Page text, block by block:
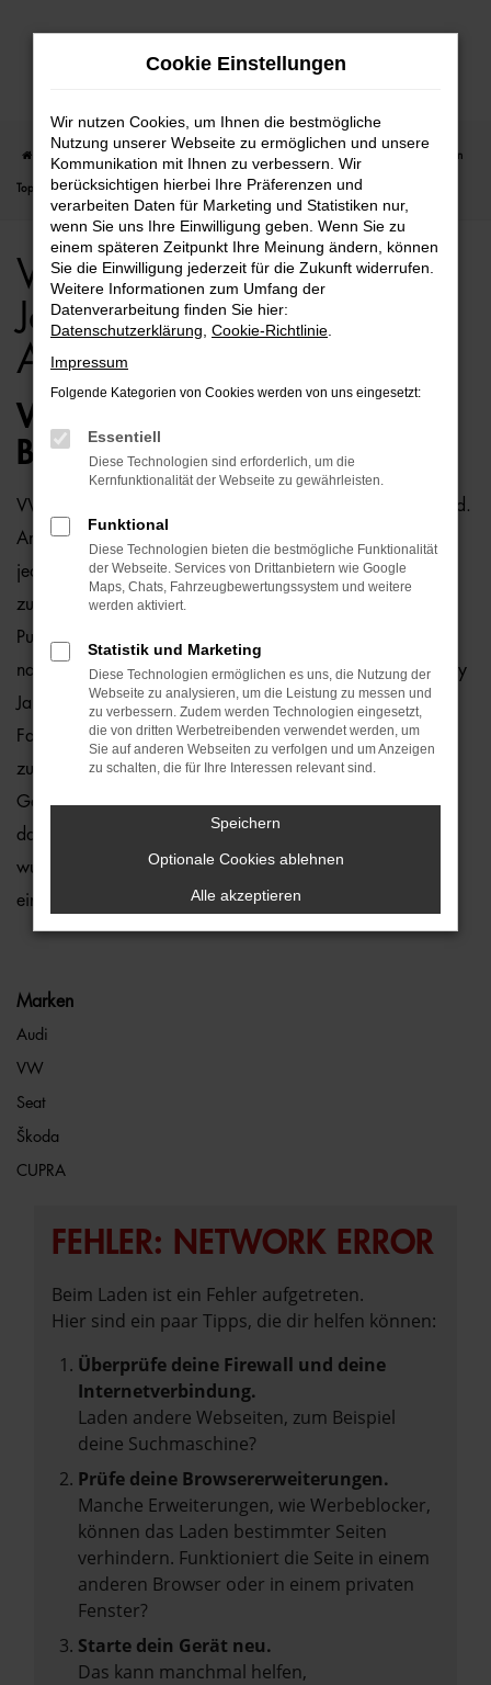
Zum
Startseite Bielefeld VW VW Caddy für Bielefeld Jahreswagen
Top Angebote
VW Caddy für Bielefeld
Jahreswagen Top
Angebote
VW CADDY JAHRESWAGEN –
BESTENS MOBIL IN BIELEFELD
VW Caddy Jahreswagen sind ein echter Preishit für Bielefeld.
Angeboten werden Fahrzeuge, die zwar gebraucht sind,
jedoch erst vor maximal zwölf Monaten zum ersten Mal
zugelassen wurden. Fast noch neu trifft es ebenfalls auf den
Punkt, denn Mängel stellen wir in unserer Meisterwerkstatt
nahezu nie fest. Dennoch kontrollieren wir jeden VW Caddy
Jahreswagen vor dem Verkauf und entlassen nur 1a-
Fahrzeuge auf die Straßen von Bielefeld. Sie profitieren
zudem davon, dass die Modelle aus der aktuellen
Generation stammen und entsprechend mit vielen Extras
daherkommen. Die Motoren sind effizient und das Auto
wurde bereits perfekt eingefahren. Sie brauchen nur noch
einzusteigen und durchzustarten.
Marken
Audi
VW
Seat
Škoda
CUPRA
FEHLER: NETWORK ERROR
Beim Laden ist ein Fehler aufgetreten.
Hier sind ein paar Tipps, die dir helfen können:
Überprüfe deine Firewall und deine
Internetverbindung.
Laden andere Webseiten, zum Beispiel
deine Suchmaschine?
Prüfe deine Browsererweiterungen.
Manche Erweiterungen, wie Werbeblocker,
können das Laden bestimmter Seiten
verhindern. Funktioniert die Seite in einem
anderen Browser oder in einem privaten
Fenster?
Starte dein Gerät neu.
Das kann manchmal helfen,
Cookie Einstellungen
Wir nutzen Cookies, um Ihnen die bestmögliche
Nutzung unserer Webseite zu ermöglichen und unsere
Kommunikation mit Ihnen zu verbessern. Wir
berücksichtigen hierbei Ihre Präferenzen und
verarbeiten Daten für Marketing und Statistiken nur,
wenn Sie uns Ihre Einwilligung geben. Wenn Sie zu
einem späteren Zeitpunkt Ihre Meinung ändern, können
Sie die Einwilligung jederzeit für die Zukunft widerrufen.
Weitere Informationen zum Umfang der
Datenverarbeitung finden Sie hier:
Datenschutzerklärung Cookie-Richtlinie
Impressum
Folgende Kategorien von Cookies werden von uns eingesetzt:
Essentiell
Diese Technologien sind erforderlich, um die
Kernfunktionalität der Webseite zu gewährleisten.
Funktional
Diese Technologien bieten die bestmögliche Funktionalität
der Webseite. Services von Drittanbietern wie Google
Maps, Chats, Fahrzeugbewertungssystem und weitere
werden aktiviert.
Statistik und Marketing
Diese Technologien ermöglichen es uns, die Nutzung der
Webseite zu analysieren, um die Leistung zu messen und
zu verbessern. Zudem werden Technologien eingesetzt,
die von dritten Werbetreibenden verwendet werden, um
Sie auf anderen Webseiten zu verfolgen und um Anzeigen
zu schalten, die für Ihre Interessen relevant sind.
Speichern
Optionale Cookies ablehnen
Alle akzeptieren